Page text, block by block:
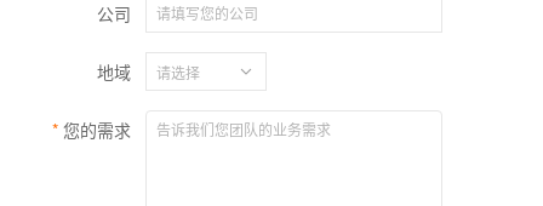
公司
地域
您的需求